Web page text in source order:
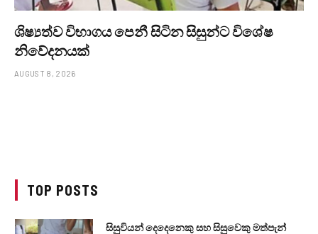
ශිෂ්‍යත්ව විභාගය පෙනී සිටින සිසුන්ට විශේෂ
නිවේදනයක්
AUGUST 8, 2026
TOP POSTS
සිසුවියන් දෙදෙනෙකු සහ සිසුවෙකු මත්පැන්